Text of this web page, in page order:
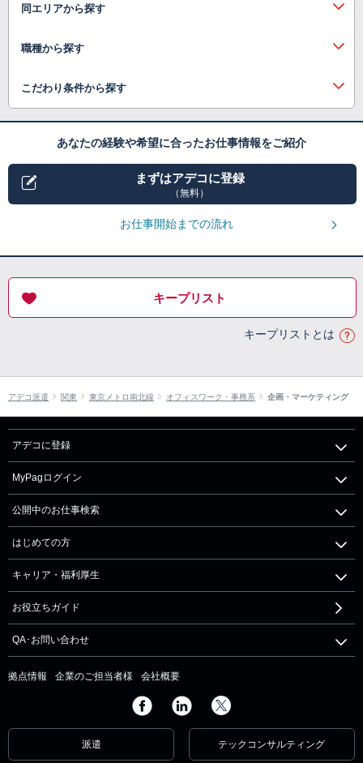
同エリアから探す
職種から探す
こだわり条件から探す
あなたの経験や希望に合ったお仕事情報をご紹介
まずはアデコに登録
（無料）
お仕事開始までの流れ
キープリスト
キープリストとは
アデコ派遣 関東 東京メトロ南北線 オフィスワーク・事務系 企画・マーケティング
アデコに登録
MyPagログイン
公開中のお仕事検索
はじめての方
キャリア・福利厚生
お役立ちガイド
QA･お問い合わせ
拠点情報 企業のご担当者様 会社概要
派遣 テックコンサルティング